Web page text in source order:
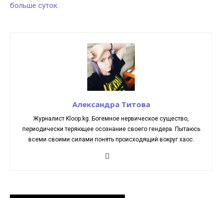
больше суток
Александра Титова
Журналист Kloop.kg. Богемное нервическое существо,
периодически теряющее осознание своего гендера. Пытаюсь
всеми своими силами понять происходящий вокруг хаос.